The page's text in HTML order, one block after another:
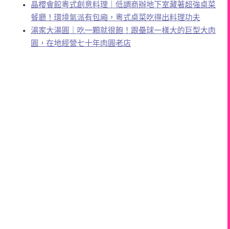
晶櫻會館粵式創意料理｜低調商辦地下室藏著超強桌菜
餐廳！環境氣派有包廂，粵式桌菜吃得出料理功夫
湯家大湯圓｜吃一顆就很飽！跟壘球一樣大的巨型大肉
圓，在地經營七十年肉圓老店